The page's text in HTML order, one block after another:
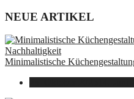
NEUE ARTIKEL
Minimalistische